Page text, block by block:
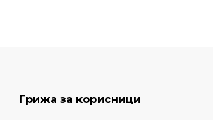
Грижа за корисници